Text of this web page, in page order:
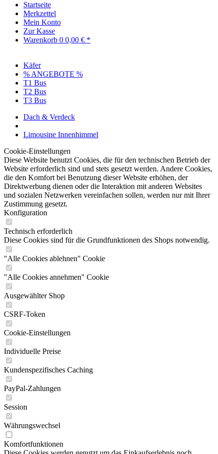
Startseite
Merkzettel
Mein Konto
Zur Kasse
Warenkorb 0 0,00 € *
Käfer
% ANGEBOTE %
T1 Bus
T2 Bus
T3 Bus
Dach & Verdeck
Limousine Innenhimmel
Cookie-Einstellungen
Diese Website benutzt Cookies, die für den technischen Betrieb der
Website erforderlich sind und stets gesetzt werden. Andere Cookies,
die den Komfort bei Benutzung dieser Website erhöhen, der
Direktwerbung dienen oder die Interaktion mit anderen Websites
und sozialen Netzwerken vereinfachen sollen, werden nur mit Ihrer
Zustimmung gesetzt.
Konfiguration
Technisch erforderlich
Diese Cookies sind für die Grundfunktionen des Shops notwendig.
"Alle Cookies ablehnen" Cookie
"Alle Cookies annehmen" Cookie
Ausgewählter Shop
CSRF-Token
Cookie-Einstellungen
Individuelle Preise
Kundenspezifisches Caching
PayPal-Zahlungen
Session
Währungswechsel
Komfortfunktionen